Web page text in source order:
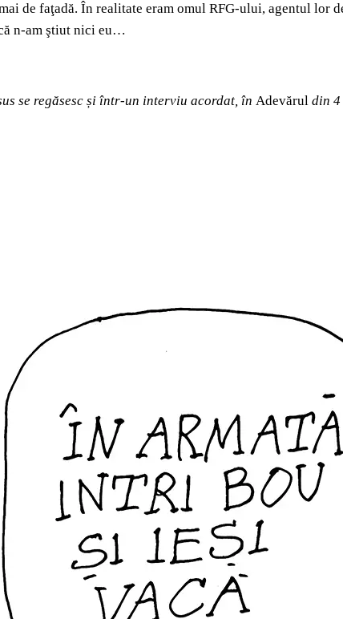
de faţadă. În realitate eram omul RFG-ului, agentul lor
n-am ştiut nici eu…
se regăsesc și într-un interviu acordat, în Adevărul din